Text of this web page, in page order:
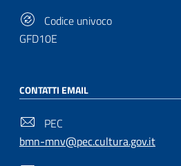
Codice univoco
GFD10E
CONTATTI EMAIL
PEC
bmn-mnv@pec.cultura.gov.it